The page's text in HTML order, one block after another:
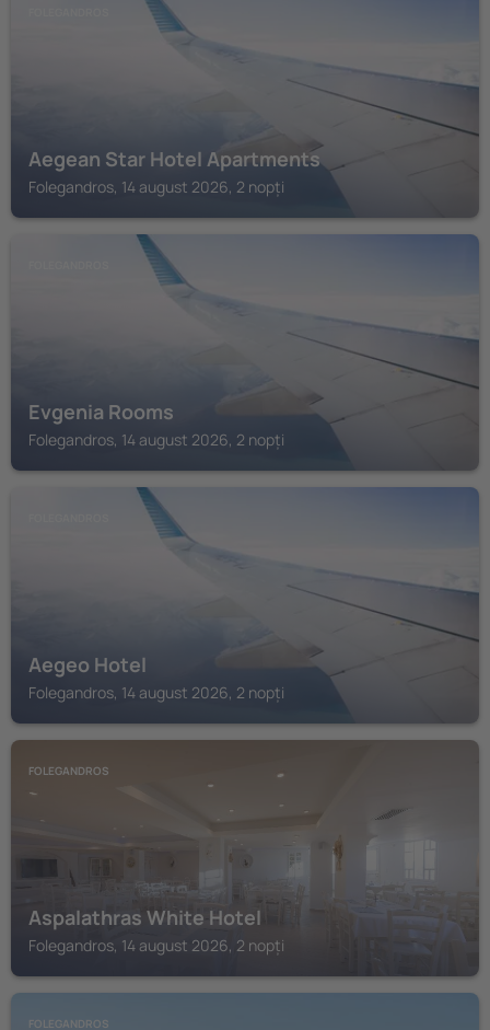
Aegean Star Hotel Apartments
Folegandros, 14 august 2026, 2 nopți
Evgenia Rooms
Folegandros, 14 august 2026, 2 nopți
Aegeo Hotel
Folegandros, 14 august 2026, 2 nopți
FOLEGANDROS
Aspalathras White Hotel
Folegandros, 14 august 2026, 2 nopți
FOLEGANDROS